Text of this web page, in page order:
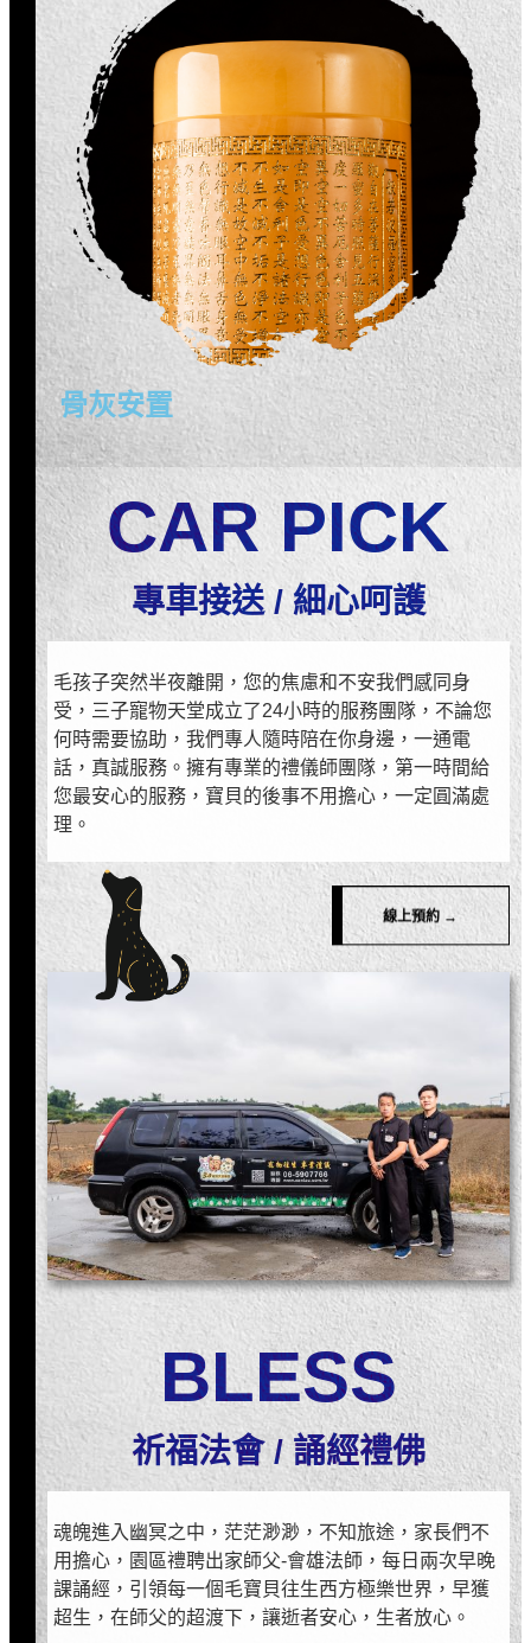
骨灰安置
CAR PICK
專車接送 / 細心呵護
毛孩子突然半夜離開，您的焦慮和不安我們感同身
受，三子寵物天堂成立了24小時的服務團隊，不論您
何時需要協助，我們專人隨時陪在你身邊，一通電
話，真誠服務。擁有專業的禮儀師團隊，第一時間給
您最安心的服務，寶貝的後事不用擔心，一定圓滿處
理。
線上預約 →
BLESS
祈福法會 / 誦經禮佛
魂魄進入幽冥之中，茫茫渺渺，不知旅途，家長們不
用擔心，園區禮聘出家師父-會雄法師，每日兩次早晚
課誦經，引領每一個毛寶貝往生西方極樂世界，早獲
超生，在師父的超渡下，讓逝者安心，生者放心。